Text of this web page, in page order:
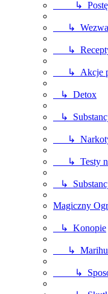
↳
↳
↳ Recepty
↳ Akcje
↳ Detox
↳
↳
↳ Testy na
↳
Magiczny
↳ Konopie
↳
↳